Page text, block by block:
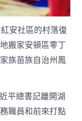
安社區的村落復
搬家安頓區零丁
族苗族自治州鳳
平總書記離開湖
職員和前來打點